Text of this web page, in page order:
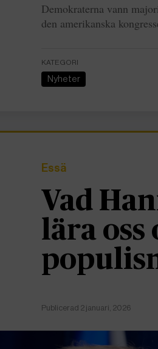
Demokraterna vann
den amerikanska
KATEGORI
Nyheter
Essä
Vad
lära oss
Publicerad 2 januari, 2026